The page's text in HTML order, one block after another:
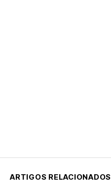
ARTIGOS RELACIONADOS